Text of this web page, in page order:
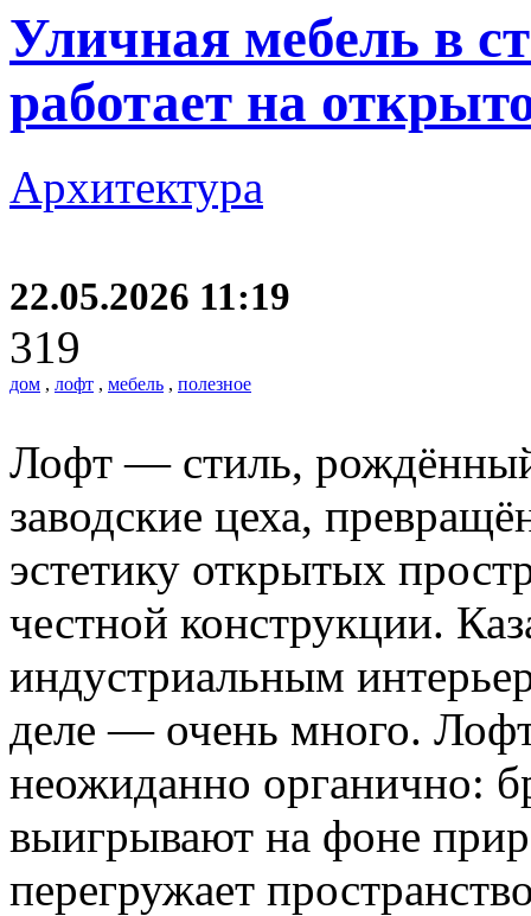
Уличная мебель в
работает на
Архитектура
22.05.2026 11:19
319
дом , лофт , мебель , полезное
Лофт — стиль,
заводские цеха,
эстетику открытых
честной конструкции.
индустриальным
деле — очень много.
неожиданно органично:
выигрывают на фоне
перегружает